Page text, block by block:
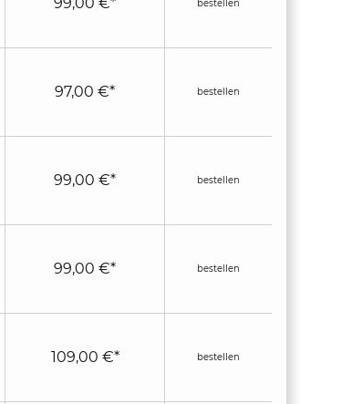
bestellen
97,00 €*
bestellen
99,00 €*
bestellen
99,00 €*
bestellen
109,00 €*
bestellen